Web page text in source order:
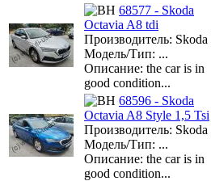
68577 - Skoda
Octavia A8 tdi
Производитель: Skoda
Модель/Тип: ...
Описание: the car is in
good condition...
68596 - Skoda
Octavia A8 Style 1,5 Tsi
Производитель: Skoda
Модель/Тип: ...
Описание: the car is in
good condition...